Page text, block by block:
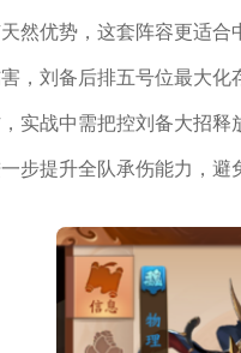
然优势，这套阵容更适
，刘备后排五号位最大
实战中需把控刘备大招
步提升全队承伤能力，避